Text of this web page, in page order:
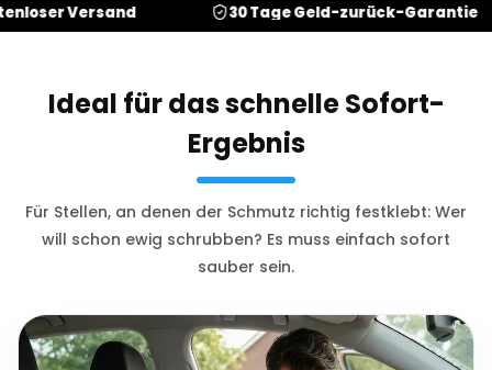
30 Tage Geld-zurück-Garantie
Ideal für das schnelle Sofort-
Ergebnis
Für Stellen, an denen der Schmutz richtig festklebt: Wer
will schon ewig schrubben? Es muss einfach sofort
sauber sein.